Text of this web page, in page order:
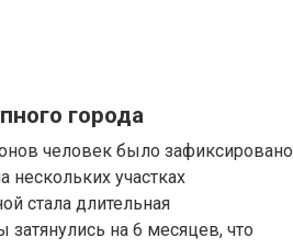
города
человек было зафиксировано
участках
стала длительная
на 6 месяцев, что